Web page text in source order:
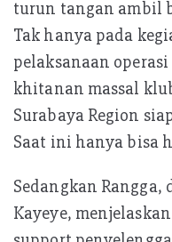
turun tangan ambil
Tak hanya pada
pelaksanaan
khitanan massal
Surabaya Region
Saat ini hanya bisa
Sedangkan Rangga,
Kayeye,